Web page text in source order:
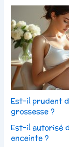
Est-il prudent
grossesse ?
Est-il autorisé
enceinte ?